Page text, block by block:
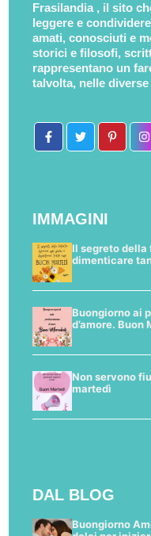
Frasilandia , il sito
leggere e
amati, conosciuti e
storici e filosofi,
rappresentano un
talvolta, nelle
IMMAGINI
Il segreto della
dimenticare
Buongiorno ai
d’amore. Buon
Non servono
martedì
DAL BLOG
Buongiorno